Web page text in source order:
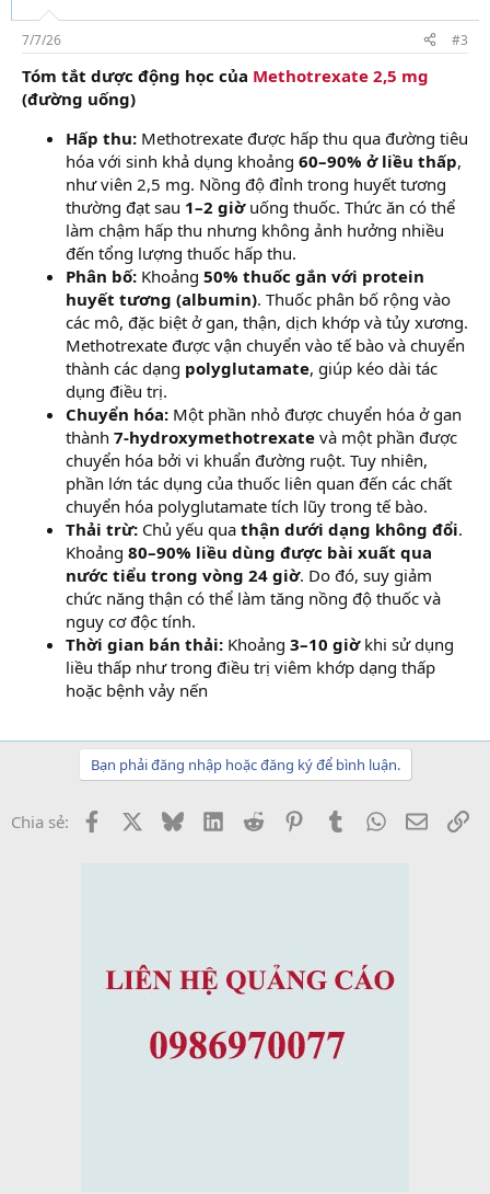
7/7/26 #3
Tóm tắt dược động học của Methotrexate 2,5 mg
(đường uống)
Hấp thu: Methotrexate được hấp thu qua đường tiêu
hóa với sinh khả dụng khoảng 60–90% ở liều thấp,
như viên 2,5 mg. Nồng độ đỉnh trong huyết tương
thường đạt sau 1–2 giờuống thuốc. Thức ăn có thể
làm chậm hấp thu nhưng không ảnh hưởng nhiều
đến tổng lượng thuốc hấp thu.
Phân bố: Khoảng 50% thuốc gắn với protein
huyết tương (albumin). Thuốc phân bố rộng vào
các mô, đặc biệt ở gan, thận, dịch khớp và tủy xương.
Methotrexate được vận chuyển vào tế bào và chuyển
thành các dạng polyglutamate, giúp kéo dài tác
dụng điều trị.
Chuyển hóa: Một phần nhỏ được chuyển hóa ở gan
thành 7-hydroxymethotrexate và một phần được
chuyển hóa bởi vi khuẩn đường ruột. Tuy nhiên,
phần lớn tác dụng của thuốc liên quan đến các chất
chuyển hóa polyglutamate tích lũy trong tế bào.
Thải trừ: Chủ yếu qua thận dưới dạng không đổi.
Khoảng 80–90% liều dùng được bài xuất qua
nước tiểu trong vòng 24 giờ. Do đó, suy giảm
chức năng thận có thể làm tăng nồng độ thuốc và
nguy cơ độc tính.
Thời gian bán thải: Khoảng 3–10 giờkhi sử dụng
liều thấp như trong điều trị viêm khớp dạng thấp
hoặc bệnh vảy nến
Bạn phải đăng nhập hoặc đăng ký để bình luận.
Chia sẻ: Facebook BlueskyLinkedInReddit PinterestTumblrWhatsApp
Email